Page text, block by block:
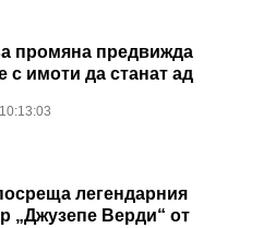
промяна предвижда
с имоти да станат ад
легендарния
„Джузепе Верди“ от